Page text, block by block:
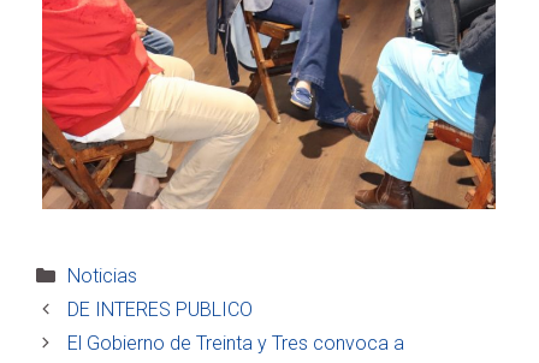
Categorías
Noticias
DE INTERES PUBLICO
El Gobierno de Treinta y Tres convoca a